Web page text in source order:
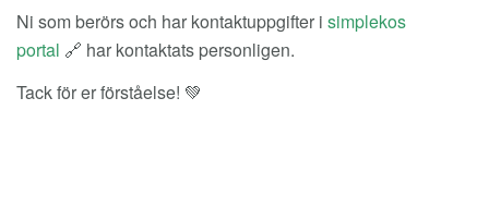
Ni som berörs och har kontaktuppgifter i simplekos
portal 🔗 har kontaktats personligen.
Tack för er förståelse! 💚